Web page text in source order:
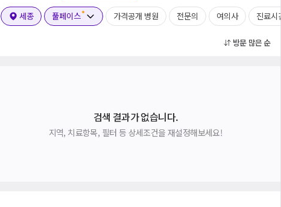
세종 풀페이스 가격공개 병원 전문의 여의사 진료시간
방문 많은 순
검색 결과가 없습니다.
지역, 치료항목, 필터 등 상세조건을 재설정해보세요!